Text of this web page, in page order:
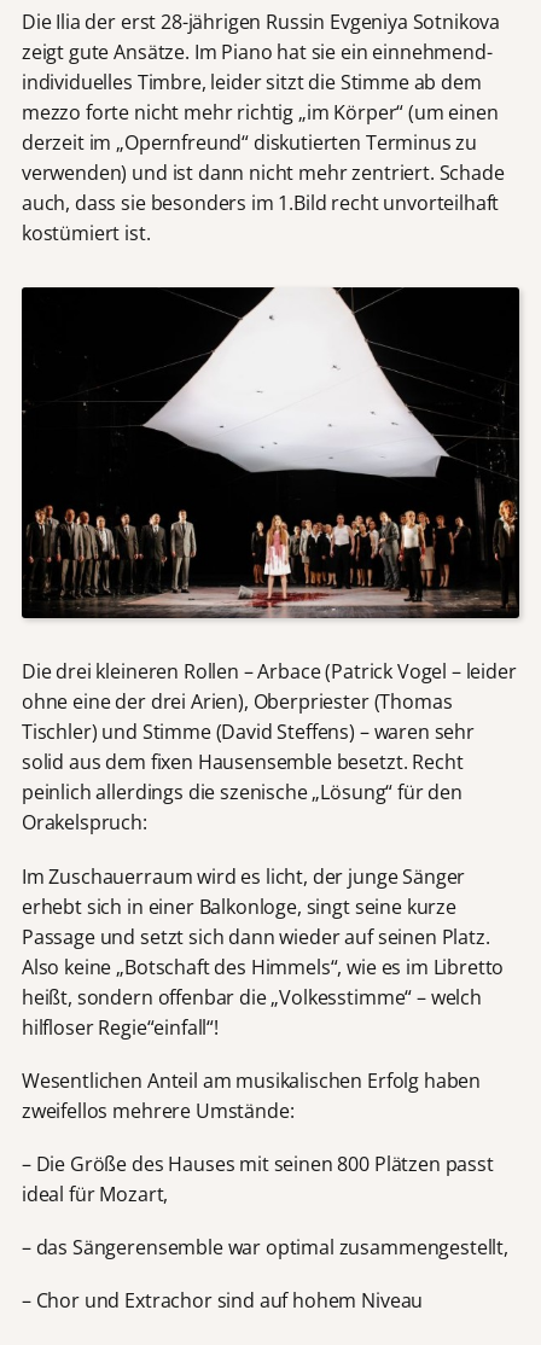
Die Ilia der erst 28-jährigen Russin Evgeniya Sotnikova
zeigt gute Ansätze. Im Piano hat sie ein einnehmend-
individuelles Timbre, leider sitzt die Stimme ab dem
mezzo forte nicht mehr richtig „im Körper“ (um einen
derzeit im „Opernfreund“ diskutierten Terminus zu
verwenden) und ist dann nicht mehr zentriert. Schade
auch, dass sie besonders im 1.Bild recht unvorteilhaft
kostümiert ist.
Die drei kleineren Rollen – Arbace (Patrick Vogel – leider
ohne eine der drei Arien), Oberpriester (Thomas
Tischler) und Stimme (David Steffens) – waren sehr
solid aus dem fixen Hausensemble besetzt. Recht
peinlich allerdings die szenische „Lösung“ für den
Orakelspruch:
Im Zuschauerraum wird es licht, der junge Sänger
erhebt sich in einer Balkonloge, singt seine kurze
Passage und setzt sich dann wieder auf seinen Platz.
Also keine „Botschaft des Himmels“, wie es im Libretto
heißt, sondern offenbar die „Volkesstimme“ – welch
hilfloser Regie“einfall“!
Wesentlichen Anteil am musikalischen Erfolg haben
zweifellos mehrere Umstände:
– Die Größe des Hauses mit seinen 800 Plätzen passt
ideal für Mozart,
– das Sängerensemble war optimal zusammengestellt,
– Chor und Extrachor sind auf hohem Niveau